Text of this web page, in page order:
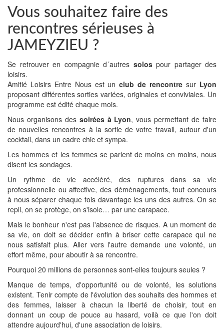
Vous souhaitez faire des
rencontres sérieuses à
JAMEYZIEU ?
Se retrouver en compagnie d´autres solospour partager des
loisirs.
Amitié Loisirs Entre Nous est unclub de rencontre sur Lyon
proposant différentes sorties variées, originales et conviviales. Un
programme est édité chaque mois.
Nous organisons des soirées à Lyon, vous permettant de faire
de nouvelles rencontres à la sortie de votre travail, autour d'un
cocktail, dans un cadre chic et sympa.
Les hommes et les femmes se parlent de moins en moins, nous
disent les sondages.
Un rythme de vie accéléré, des ruptures dans sa vie
professionnelle ou affective, des déménagements, tout concours
à nous séparer chaque fois davantage les uns des autres. On se
repli, on se protège, on s'isole… par une carapace.
Mais le bonheur n'est pas l'absence de risques. A un moment de
sa vie, on doit se décider enfin à briser cette carapace qui ne
nous satisfait plus. Aller vers l'autre demande une volonté, un
effort même, pour aboutir à sa rencontre.
Pourquoi 20 millions de personnes sont-elles toujours seules ?
Manque de temps, d'opportunité ou de volonté, les solutions
existent. Tenir compte de l'évolution des souhaits des hommes et
des femmes, laisser à chacun la liberté de choisir, tout en
donnant un coup de pouce au hasard, voilà ce que l'on doit
attendre aujourd'hui, d'une association de loisirs.